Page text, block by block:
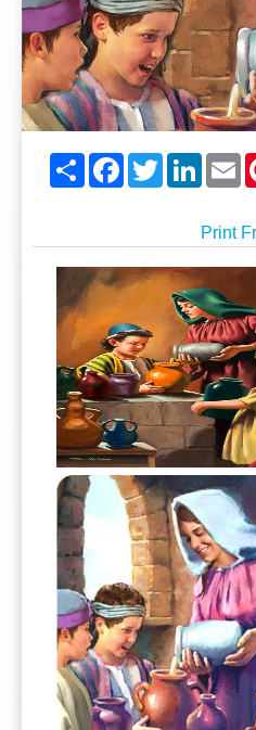
ShareFacebookTwitter
Print